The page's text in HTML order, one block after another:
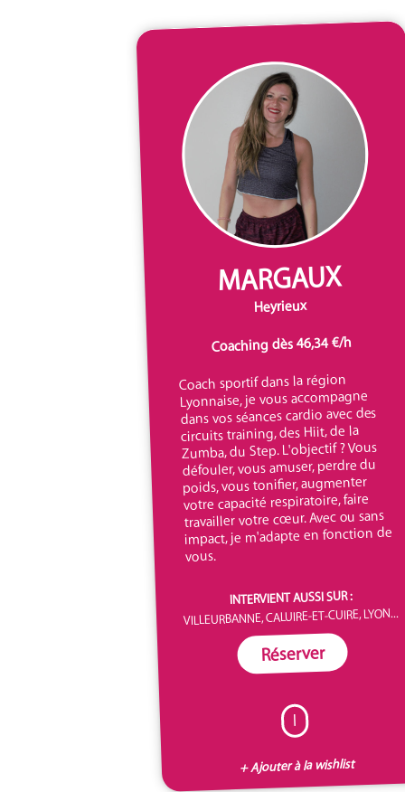
MARGAUX
Heyrieux
Coaching dès 46,34 €/h
Coach sportif dans la région
Lyonnaise, je vous accompagne
dans vos séances cardio avec des
circuits training, des Hiit, de la
Zumba, du Step. L'objectif ? Vous
défouler, vous amuser, perdre du
poids, vous tonifier, augmenter
votre capacité respiratoire, faire
travailler votre cœur. Avec ou sans
impact, je m'adapte en fonction de
vous.
INTERVIENT AUSSI SUR :
VILLEURBANNE, CALUIRE-ET-CUIRE, LYON...
Réserver
I
+ Ajouter à la wishlist